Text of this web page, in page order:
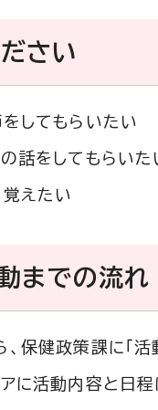
さい
してもらいたい
話をしてもらいた
えたい
までの流れ
保健政策課に「活
に活動内容と日